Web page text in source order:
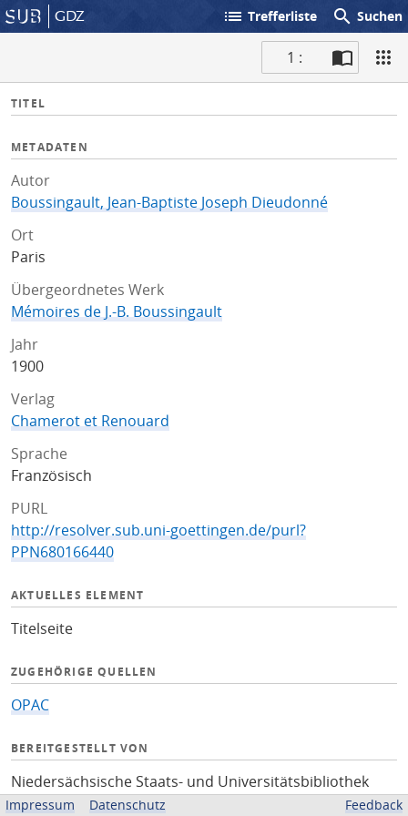
GDZ list Trefferliste search Suchen
1 :
I
f
TITEL
METADATEN
Autor
Boussingault, Jean-Baptiste Joseph Dieudonné
Ort
Paris
Übergeordnetes Werk
Mémoires de J.-B. Boussingault
Jahr
1900
Verlag
Chamerot et Renouard
Sprache
Französisch
PURL
http://resolver.sub.uni-goettingen.de/purl?
PPN680166440
AKTUELLES ELEMENT
Titelseite
ZUGEHÖRIGE QUELLEN
OPAC
BEREITGESTELLT VON
Niedersächsische Staats- und Universitätsbibliothek
Göttingen
Impressum Datenschutz Feedback